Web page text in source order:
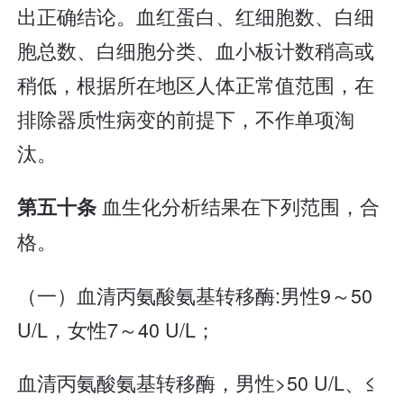
出正确结论。血红蛋白、红细胞数、白细
胞总数、白细胞分类、血小板计数稍高或
稍低，根据所在地区人体正常值范围，在
排除器质性病变的前提下，不作单项淘
汰。
第五十条血生化分析结果在下列范围，合
格。
（一）血清丙氨酸氨基转移酶:男性9～50
U/L，女性7～40 U/L；
血清丙氨酸氨基转移酶，男性>50 U/L、≤